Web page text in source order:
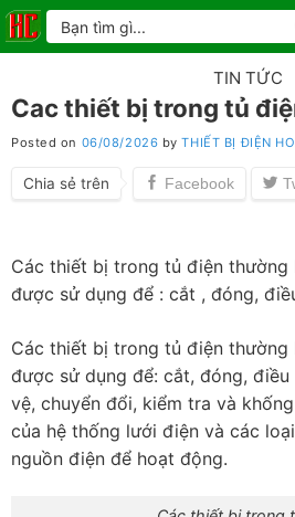
Skip
to
Tìm
kiếm:
TIN TỨC
Cac thiết bị trong tủ
Posted on 06/08/2026 byTHIẾT BỊ ĐIỆN
Chia sẻ trên
Các thiết bị trong tủ điện thường
được sử dụng để : cắt , đóng,
Các thiết bị trong tủ điện thường
được sử dụng để: cắt, đóng, điều
vệ, chuyển đổi, kiểm tra và
của hệ thống lưới điện và các
nguồn điện để hoạt động.